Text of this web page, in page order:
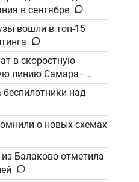
в сентябре
вошли в топ-15
в скоростную
линию Самара–
над
о новых схемах
Балаково отметила